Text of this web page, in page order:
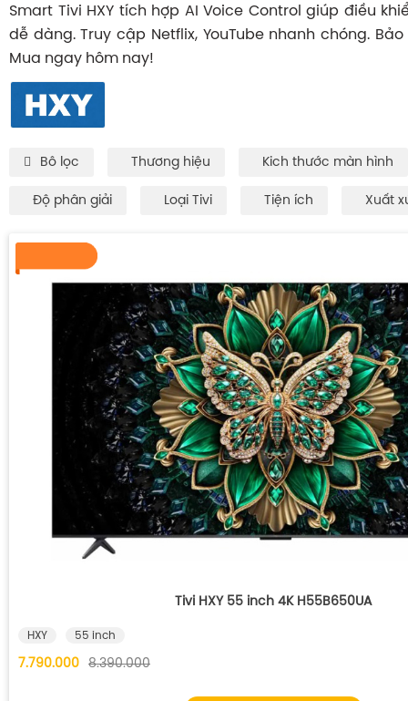
Smart Tivi HXY tích hợp AI Voice Control giúp điều
dễ dàng. Truy cập Netflix, YouTube nhanh chóng.
Mua ngay hôm nay!
Bô lọc Thương hiệu Kich thước màn hình
Độ phân giải Loại Tivi Tiện ích Xuất
Tivi HXY 55 inch 4K H55B650UA
HXY 55 inch
7.790.000 8.390.000